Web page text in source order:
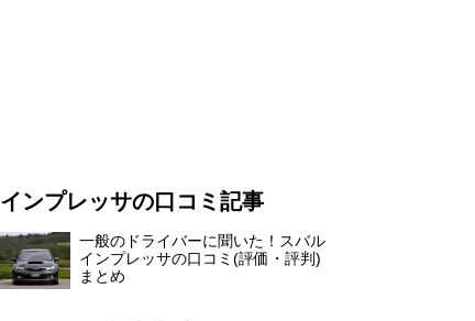
インプレッサの口コミ記事
一般のドライバーに聞いた！スバル
インプレッサの口コミ(評価・評判)
まとめ